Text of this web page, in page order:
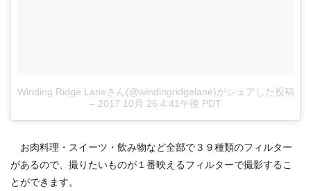
Winding Ridge Laneさん(@windingridgelane)がシェアした投稿
– 2017 10月 26 4:41午後 PDT
お肉料理・スイーツ・飲み物など全部で３９種類のフィルター
があるので、撮りたいものが１番映えるフィルターで撮影するこ
とができます。